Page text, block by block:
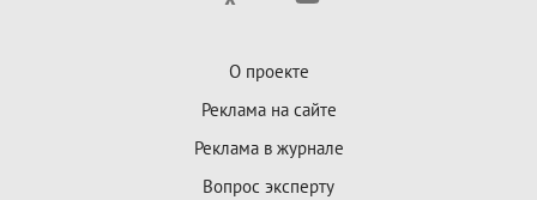
О проекте
Реклама на сайте
Реклама в журнале
Вопрос эксперту